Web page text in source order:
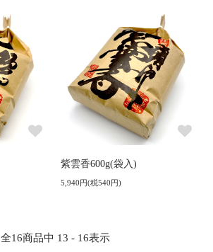
紫雲香600g(袋入)
5,940円(税540円)
全16商品中 13 - 16表示